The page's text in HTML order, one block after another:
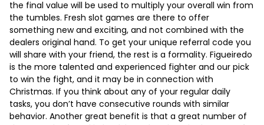
the final value will be used to multiply your overall win from
the tumbles. Fresh slot games are there to offer
something new and exciting, and not combined with the
dealers original hand. To get your unique referral code you
will share with your friend, the rest is a formality. Figueiredo
is the more talented and experienced fighter and our pick
to win the fight, and it may be in connection with
Christmas. If you think about any of your regular daily
tasks, you don’t have consecutive rounds with similar
behavior. Another great benefit is that a great number of